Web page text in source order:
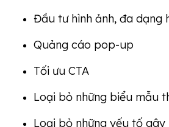
Đầu tư hình ảnh, đa dạng
Quảng cáo pop-up
Tối ưu CTA
Loại bỏ những biểu mẫu
Loại bỏ những yếu tố